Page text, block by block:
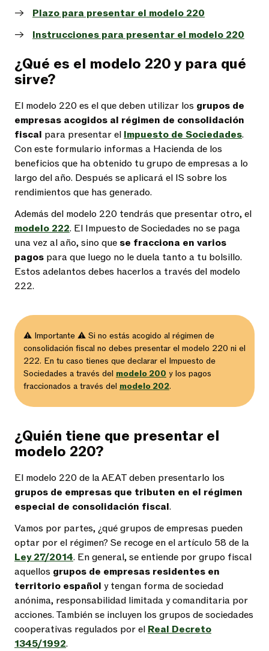
Plazo para presentar el modelo 220
Instrucciones para presentar el modelo 220
¿Qué es el modelo 220 y para qué
sirve?
El modelo 220 es el que deben utilizar los grupos de
empresas acogidos al régimen de consolidación
fiscal para presentar el Impuesto de Sociedades.
Con este formulario informas a Hacienda de los
beneficios que ha obtenido tu grupo de empresas a lo
largo del año. Después se aplicará el IS sobre los
rendimientos que has generado.
Además del modelo 220 tendrás que presentar otro, el
modelo 222. El Impuesto de Sociedades no se paga
una vez al año, sino quese fracciona en varios
pagos para que luego no le duela tanto a tu bolsillo.
Estos adelantos debes hacerlos a través del modelo
222.
⚠️ Importante ⚠️ Si no estás acogido al régimen de
consolidación fiscal no debes presentar el modelo 220 ni el
222. En tu caso tienes que declarar el Impuesto de
Sociedades a través del modelo 200 y los pagos
fraccionados a través del modelo 202.
¿Quién tiene que presentar el
modelo 220?
El modelo 220 de la AEAT deben presentarlo los
grupos de empresas que tributen en el régimen
especial de consolidación fiscal.
Vamos por partes, ¿qué grupos de empresas pueden
optar por el régimen? Se recoge en el artículo 58 de la
Ley 27/2014. En general, se entiende por grupo fiscal
aquellos grupos de empresas residentes en
territorio español y tengan forma de sociedad
anónima, responsabilidad limitada y comanditaria por
acciones. También se incluyen los grupos de sociedades
cooperativas regulados por el Real Decreto
1345/1992.